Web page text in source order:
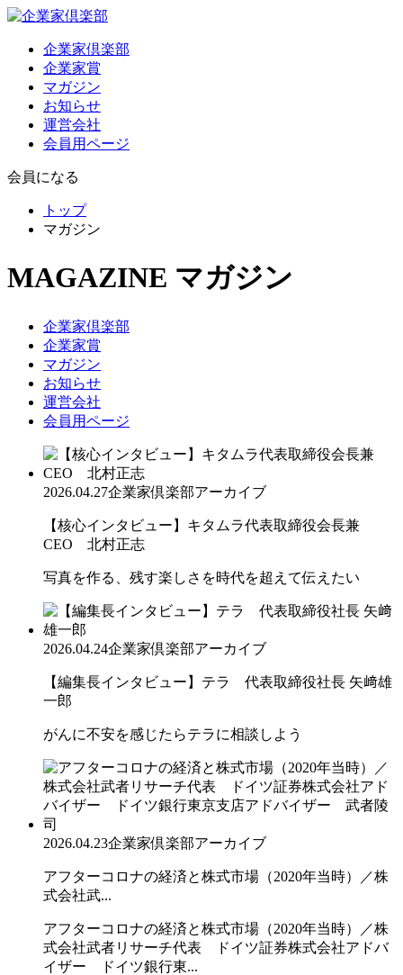
企業家倶楽部
企業家賞
マガジン
お知らせ
運営会社
会員用ページ
会員になる
トップ
マガジン
MAGAZINE マガジン
企業家倶楽部
企業家賞
マガジン
お知らせ
運営会社
会員用ページ
2026.04.27企業家倶楽部アーカイブ
【核心インタビュー】キタムラ代表取締役会長兼
CEO 北村正志
写真を作る、残す楽しさを時代を超えて伝えたい
2026.04.24企業家倶楽部アーカイブ
【編集長インタビュー】テラ 代表取締役社長 矢﨑雄
一郎
がんに不安を感じたらテラに相談しよう
2026.04.23企業家倶楽部アーカイブ
アフターコロナの経済と株式市場（2020年当時）／株
式会社武...
アフターコロナの経済と株式市場（2020年当時）／株
式会社武者リサーチ代表 ドイツ証券株式会社アドバ
イザー ドイツ銀行東...